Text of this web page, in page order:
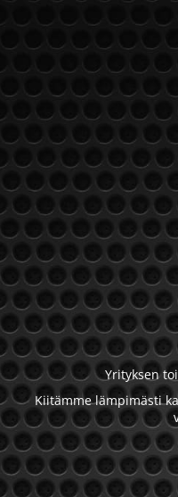
Yrityksen
Kiitämme lämpimästi